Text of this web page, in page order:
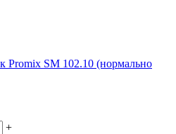
Promix SM 102.10 (нормально
+